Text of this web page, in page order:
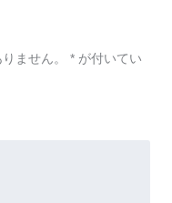
ません。 * が付いてい